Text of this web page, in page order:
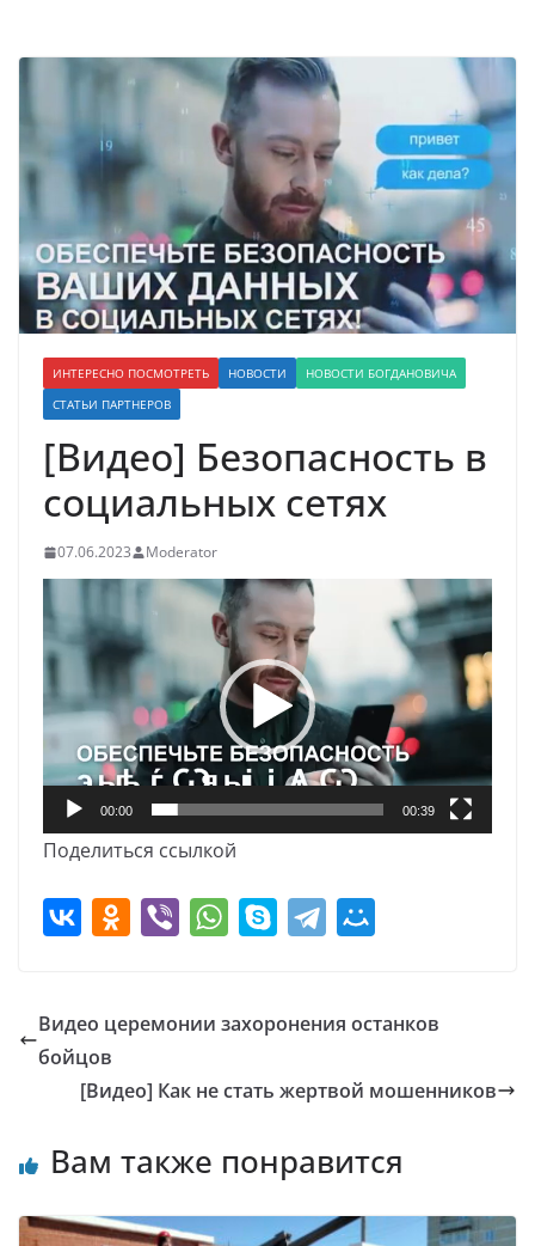
ИНТЕРЕСНО ПОСМОТРЕТЬ НОВОСТИ
НОВОСТИ БОГДАНОВИЧА
СТАТЬИ ПАРТНЕРОВ
[Видео] Безопасность в
социальных сетях
07.06.2023 Moderator
Видеоплеер
00:00 00:39
Поделиться ссылкой
Видео церемонии захоронения останков
бойцов
[Видео] Как не стать жертвой мошенников
Вам также понравится